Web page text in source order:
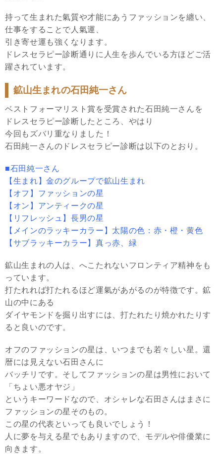
持って生まれた氣質や才能にあうファッションを纏い、
仕事をすることで人氣運、
引き寄せ運も強くなります。
ドレスセラピー診断通りに人生を歩んでいる方ほどご活
躍されています。
鉱山生まれの石田純一さん
ベストフォーマリスト賞を受賞された石田純一さんを
ドレスセラピー診断したところ、やはり
今回もズバリ重なりました！
石田純一さんのドレスセラピー診断は以下のとおり。
■石田純一さん
【生まれ】金のグループで鉱山生まれ
【オフ】ファッションの星
【オン】アンティークの星
【リフレッシュ】長男の星
【メインのラッキーカラー】太陽の色：赤・橙・黄色
【サブラッキーカラー】真っ赤、緑
鉱山生まれの人は、へこたれないフロンティア精神をも
っています。
打たれれば打たれるほど運氣があがるのが特徴です。鉱
山の中にある
ダイヤモンドを掘り出すには、打たれたり焼かれたりす
ると良いのです。
オフのファッションの星は、いつまでも若々しい星。還
暦には見えない石田さんに
バッチリです。そしてファッションの星は男性において
「ちょい悪オヤジ」
というキーワードなので、オシャレな石田さんはまさに
ファッションの星そのもの。
この星の代表といっても良いでしょう！
人に夢を与える星でもありますので、モデルや俳優業に
向きます。